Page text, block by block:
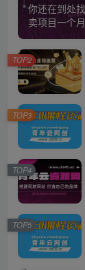
你还在到处
卖项目一个
TOP2
TOP3
TOP4
TOP5